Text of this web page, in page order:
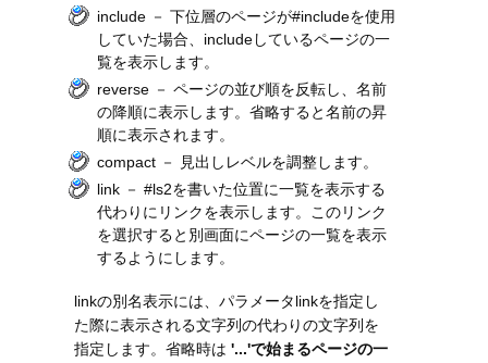
include － 下位層のページが#includeを使用
していた場合、includeしているページの一
覧を表示します。
reverse － ページの並び順を反転し、名前
の降順に表示します。省略すると名前の昇
順に表示されます。
compact － 見出しレベルを調整します。
link － #ls2を書いた位置に一覧を表示する
代わりにリンクを表示します。このリンク
を選択すると別画面にページの一覧を表示
するようにします。
linkの別名表示には、パラメータlinkを指定し
た際に表示される文字列の代わりの文字列を
指定します。省略時は '...'で始まるページの一